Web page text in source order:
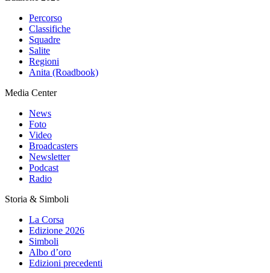
Percorso
Classifiche
Squadre
Salite
Regioni
Anita (Roadbook)
Media Center
News
Foto
Video
Broadcasters
Newsletter
Podcast
Radio
Storia & Simboli
La Corsa
Edizione 2026
Simboli
Albo d’oro
Edizioni precedenti